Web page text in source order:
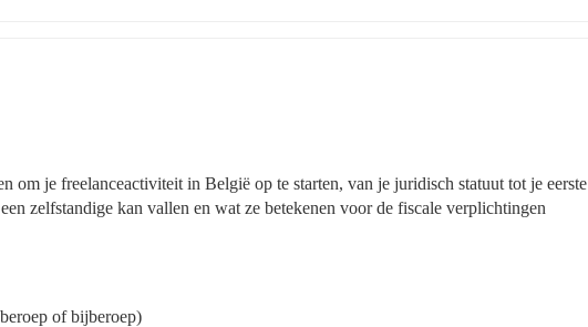
om je freelanceactiviteit in België op te starten, van je juridisch statuut tot je eerste
zelfstandige kan vallen en wat ze betekenen voor de fiscale verplichtingen
of bijberoep)